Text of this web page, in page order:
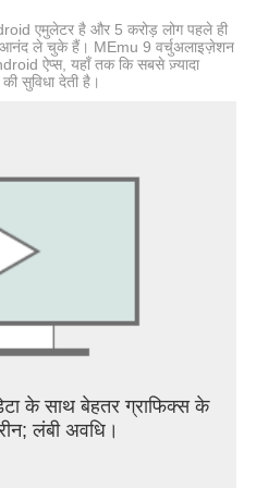
जेस्चर और हाल के ऐप्स दृश्य के
का उपयोग करता है।
अनुमतियाँ माँगता है:
ब्लर इफ़ेक्ट और बिंग चैट
करने और हाल की गतिविधियों
किया जाता है। एंड्रॉइड 13
एमुलेटर है और 5 करोड़ लोग पहले ही
ले चुके हैं। MEmu 9 वर्चुअलाइज़ेशन
ऐप्स, यहाँ तक कि सबसे ज़्यादा
सुविधा देती है।
के साथ बेहतर ग्राफिक्स के
लंबी अवधि।